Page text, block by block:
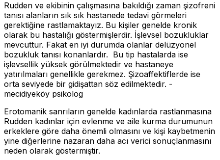
Rudden ve ekibinin çalışmasına bakıldığı zaman şizofreni
tanısı alanların sık sık hastanede tedavi görmeleri
gerektiğine rastlamaktayız. Bu kişiler genelde kronik
olarak bu hastalığı göstermişlerdir. İşlevsel bozukluklar
mevcuttur. Fakat en iyi durumda olanlar delüzyonel
bozukluk tanısı konanlardır. Bu tip hastalarda ise
işlevsellik yüksek görülmektedir ve hastaneye
yatırılmaları genellikle gerekmez. Şizoaffektiflerde ise
orta seviyede bir gidişattan söz edilmektedir. -
mecidiyeköy psikolog
Erotomanik sanrıların genelde kadınlarda rastlanmasına
Rudden kadınlar için evlenme ve aile kurma durumunun
erkeklere göre daha önemli olmasını ve kişi kaybetmenin
yine diğerlerine nazaran daha acı verici sonuçlanmasını
neden olarak göstermiştir.